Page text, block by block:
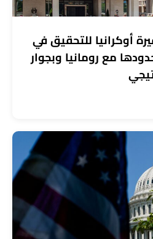
أوكرانيا للتحقيق في
مع رومانيا وبجوار